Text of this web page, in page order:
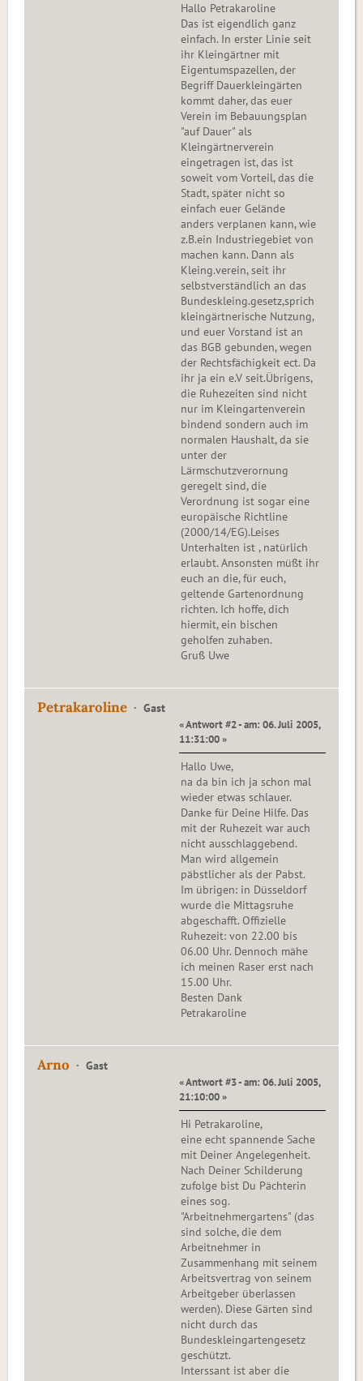
Hallo Petrakaroline
Das ist eigendlich ganz
einfach. In erster Linie seit
ihr Kleingärtner mit
Eigentumspazellen, der
Begriff Dauerkleingärten
kommt daher, das euer
Verein im Bebauungsplan
"auf Dauer" als
Kleingärtnerverein
eingetragen ist, das ist
soweit vom Vorteil, das die
Stadt, später nicht so
einfach euer Gelände
anders verplanen kann, wie
z.B.ein Industriegebiet von
machen kann. Dann als
Kleing.verein, seit ihr
selbstverständlich an das
Bundeskleing.gesetz,sprich
kleingärtnerische Nutzung,
und euer Vorstand ist an
das BGB gebunden, wegen
der Rechtsfächigkeit ect. Da
ihr ja ein e.V seit.Übrigens,
die Ruhezeiten sind nicht
nur im Kleingartenverein
bindend sondern auch im
normalen Haushalt, da sie
unter der
Lärmschutzverornung
geregelt sind, die
Verordnung ist sogar eine
europäische Richtline
(2000/14/EG).Leises
Unterhalten ist , natürlich
erlaubt. Ansonsten müßt ihr
euch an die, für euch,
geltende Gartenordnung
richten. Ich hoffe, dich
hiermit, ein bischen
geholfen zuhaben.
Gruß Uwe
Petrakaroline Gast
« Antwort #2 - am: 06. Juli 2005,
11:31:00 »
Hallo Uwe,
na da bin ich ja schon mal
wieder etwas schlauer.
Danke für Deine Hilfe. Das
mit der Ruhezeit war auch
nicht ausschlaggebend.
Man wird allgemein
päbstlicher als der Pabst.
Im übrigen: in Düsseldorf
wurde die Mittagsruhe
abgeschafft. Offizielle
Ruhezeit: von 22.00 bis
06.00 Uhr. Dennoch mähe
ich meinen Raser erst nach
15.00 Uhr.
Besten Dank
Petrakaroline
Arno Gast
« Antwort #3 - am: 06. Juli 2005,
21:10:00 »
Hi Petrakaroline,
eine echt spannende Sache
mit Deiner Angelegenheit.
Nach Deiner Schilderung
zufolge bist Du Pächterin
eines sog.
"Arbeitnehmergartens" (das
sind solche, die dem
Arbeitnehmer in
Zusammenhang mit seinem
Arbeitsvertrag von seinem
Arbeitgeber überlassen
werden). Diese Gärten sind
nicht durch das
Bundeskleingartengesetz
geschützt.
Interssant ist aber die